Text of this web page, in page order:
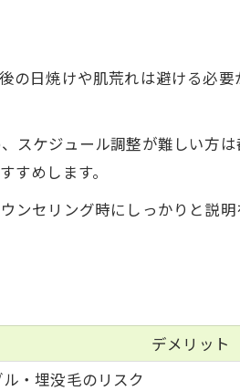
日焼けや肌荒れは避ける必
スケジュール調整が難しい方
めします。
ンセリング時にしっかりと説
デメリット
・埋没毛のリスク